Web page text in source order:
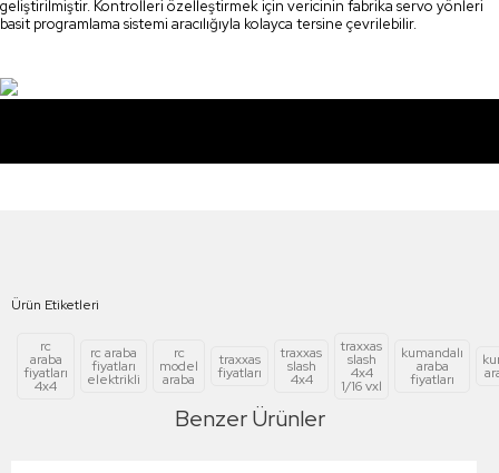
geliştirilmiştir. Kontrolleri özelleştirmek için vericinin fabrika servo yönleri
basit programlama sistemi aracılığıyla kolayca tersine çevrilebilir.
TRAXXASOrjinal ürün
Ürün Etiketleri
rc
araba
fiyatları
4x4
rc araba
fiyatları
elektrikli
rc
model
araba
traxxas
fiyatları
traxxas
slash
4x4
traxxas
slash
4x4
1/16 vxl
kumandalı
araba
fiyatları
Benzer Ürünler